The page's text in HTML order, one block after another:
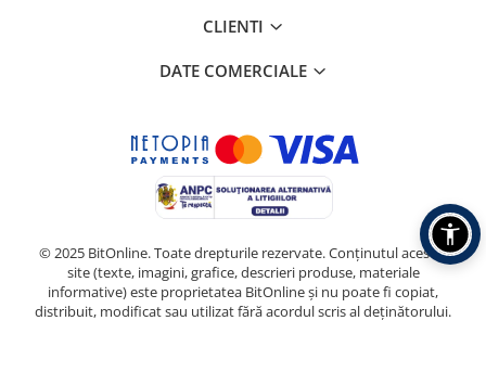
CLIENTI
DATE COMERCIALE
© 2025 BitOnline. Toate drepturile rezervate. Conținutul acestui
site (texte, imagini, grafice, descrieri produse, materiale
informative) este proprietatea BitOnline și nu poate fi copiat,
distribuit, modificat sau utilizat fără acordul scris al deținătorului.